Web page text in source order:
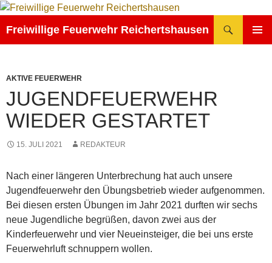
Zum
springen
Freiwillige Feuerwehr Reichertshausen
AKTIVE FEUERWEHR
JUGENDFEUERWEHR
WIEDER GESTARTET
15. JULI 2021 REDAKTEUR
Nach einer längeren Unterbrechung hat auch unsere
Jugendfeuerwehr den Übungsbetrieb wieder aufgenommen.
Bei diesen ersten Übungen im Jahr 2021 durften wir sechs
neue Jugendliche begrüßen, davon zwei aus der
Kinderfeuerwehr und vier Neueinsteiger, die bei uns erste
Feuerwehrluft schnuppern wollen.